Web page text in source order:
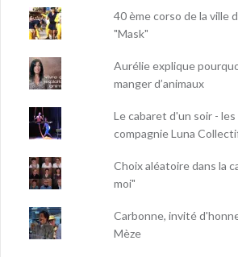
40 ème corso de la ville
"Mask"
Aurélie explique
manger d’animaux
Le cabaret d'un soir -
compagnie Luna
Choix aléatoire dans la
moi"
Carbonne, invité
Mèze